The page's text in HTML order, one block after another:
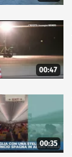
00:47
00:35